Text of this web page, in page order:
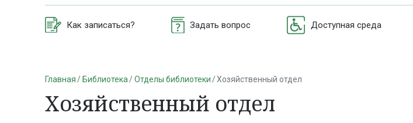
Как записаться? Задать вопрос Доступная среда
Главная Библиотека Отделы библиотеки Хозяйственный отдел
Хозяйственный отдел